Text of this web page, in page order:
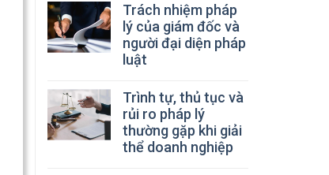
Trách nhiệm pháp
lý của giám đốc và
người đại diện pháp
luật
Trình tự, thủ tục và
rủi ro pháp lý
thường gặp khi giải
thể doanh nghiệp